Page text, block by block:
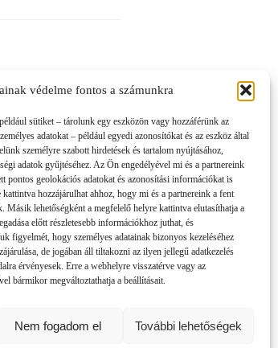
védelme fontos a számunkra
sütiket – tárolunk egy eszközön vagy hozzáférünk az
adatokat – például egyedi azonosítókat és az eszköz által
személyre szabott hirdetések és tartalom nyújtásához,
adatok gyűjtéséhez. Az Ön engedélyével mi és a partnereink
pontos geolokációs adatokat és azonosítási információkat is
hozzájárulhat ahhoz, hogy mi és a partnereink a fent
Másik lehetőségként a megfelelő helyre kattintva elutasíthatja a
előtt részletesebb információkhoz juthat, és
figyelmét, hogy személyes adatainak bizonyos kezeléséhez
de jogában áll tiltakozni az ilyen jellegű adatkezelés
érvényesek. Erre a webhelyre visszatérve vagy az
bármikor megváltoztathatja a beállításait.
Nem fogadom el További lehetőségek